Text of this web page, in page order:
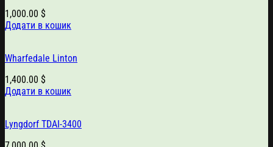
1,000.00 $
Додати в кошик
Wharfedale Linton
1,400.00 $
Додати в кошик
Lyngdorf TDAI-3400